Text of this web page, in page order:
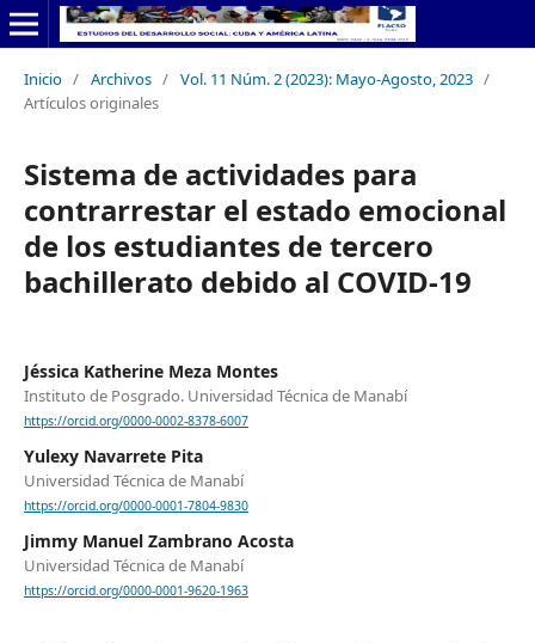
Inicio / Archivos / Vol. 11 Núm. 2 (2023): Mayo-Agosto, 2023 /
Artículos originales
Sistema de actividades para
contrarrestar el estado emocional
de los estudiantes de tercero
bachillerato debido al COVID-19
Jéssica Katherine Meza Montes
Instituto de Posgrado. Universidad Técnica de Manabí
https://orcid.org/0000-0002-8378-6007
Yulexy Navarrete Pita
Universidad Técnica de Manabí
https://orcid.org/0000-0001-7804-9830
Jimmy Manuel Zambrano Acosta
Universidad Técnica de Manabí
https://orcid.org/0000-0001-9620-1963